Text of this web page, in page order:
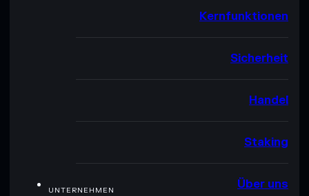
Kernfunktionen
Sicherheit
Handel
Staking
UNTERNEHMEN Über uns